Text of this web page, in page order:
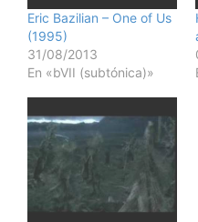
Eric Bazilian – One of Us
(1995)
31/08/2013
En «bVII (subtónica)»